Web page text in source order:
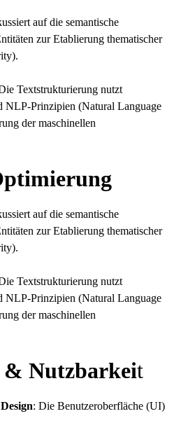
auf die semantische
zur Etablierung thematischer
Textstrukturierung nutzt
Prinzipien (Natural Language
der maschinellen
auf die semantische
zur Etablierung thematischer
Textstrukturierung nutzt
Prinzipien (Natural Language
der maschinellen
Nutzbarkeit
: Die Benutzeroberfläche (UI)